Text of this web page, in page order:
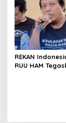
REKAN
RUU HAM